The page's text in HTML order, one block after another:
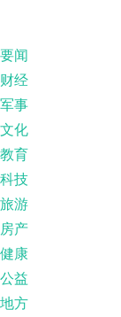
要闻
财经
军事
文化
教育
科技
旅游
房产
健康
公益
地方